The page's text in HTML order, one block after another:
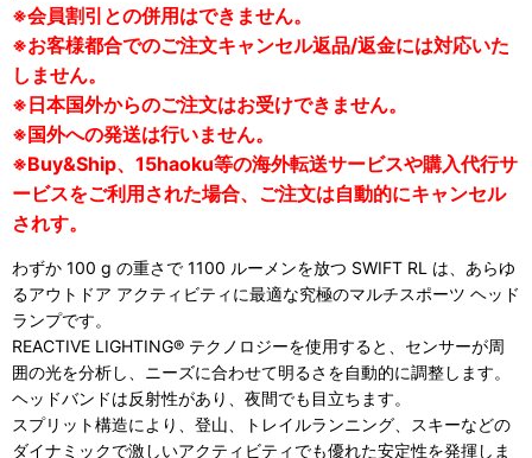
※会員割引との併用はできません。
※お客様都合でのご注文キャンセル返品/返金には対応いた
しません。
※日本国外からのご注文はお受けできません。
※国外への発送は行いません。
※Buy&Ship、15haoku等の海外転送サービスや購入代行サ
ービスをご利用された場合、ご注文は自動的にキャンセル
されす。
わずか 100 g の重さで 1100 ルーメンを放つ SWIFT RL は、あらゆ
るアウトドア アクティビティに最適な究極のマルチスポーツ ヘッド
ランプです。
REACTIVE LIGHTING® テクノロジーを使用すると、センサーが周
囲の光を分析し、ニーズに合わせて明るさを自動的に調整します。
ヘッドバンドは反射性があり、夜間でも目立ちます。
スプリット構造により、登山、トレイルランニング、スキーなどの
ダイナミックで激しいアクティビティでも優れた安定性を発揮しま